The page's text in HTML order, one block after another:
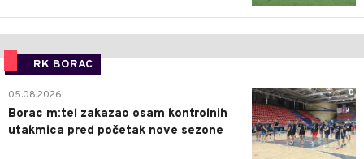
RK BORAC
0
05.08.2026.
Borac m:tel zakazao osam kontrolnih
utakmica pred početak nove sezone